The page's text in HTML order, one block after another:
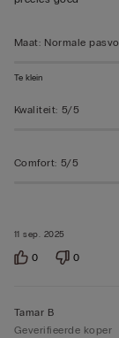
11 sep. 2025
Maat: Normale
Te klein
Kwaliteit: 5/5
Comfort: 5/5
0 0
Tamar B
Geverifieerde koper